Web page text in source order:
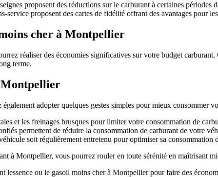
proposent des réductions sur le carburant à certaines périodes
service proposent des cartes de fidélité offrant des avantages pour
cher à Montpellier
réaliser des économies significatives sur votre budget
terme.
Montpellier
adopter quelques gestes simples pour mieux consommer
et les freinages brusques pour limiter votre consommation de
permettent de réduire la consommation de carburant de votre
soit régulièrement entretenu pour optimiser sa consommation
à Montpellier, vous pourrez rouler en toute sérénité en maîtrisant
lessence ou le gasoil moins cher à Montpellier pour faire des